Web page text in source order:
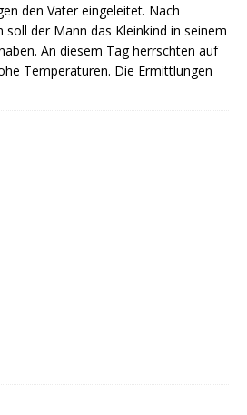
den Vater eingeleitet. Nach
soll der Mann das Kleinkind in seinem
An diesem Tag herrschten auf
Temperaturen. Die Ermittlungen